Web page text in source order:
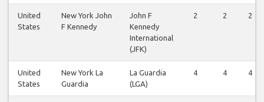
United
States
New York John
F Kennedy
John F
Kennedy
International
(JFK)
2 2 2
United
States
New York La
Guardia
La Guardia
(LGA)
4 4 4